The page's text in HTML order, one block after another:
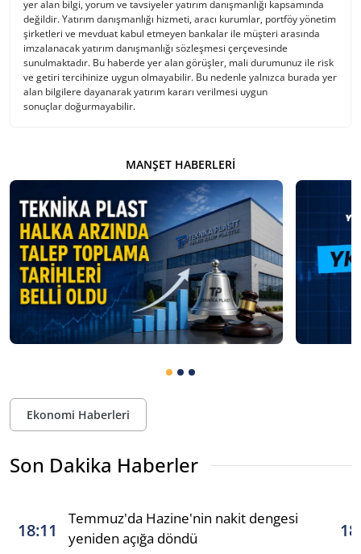
yer alan bilgi, yorum ve tavsiyeler yatırım danışmanlığı kapsamında
değildir. Yatırım danışmanlığı hizmeti, aracı kurumlar, portföy yönetim
şirketleri ve mevduat kabul etmeyen bankalar ile müşteri arasında
imzalanacak yatırım danışmanlığı sözleşmesi çerçevesinde
sunulmaktadır. Bu haberde yer alan görüşler, mali durumunuz ile risk
ve getiri tercihinize uygun olmayabilir. Bu nedenle yalnızca burada yer
alan bilgilere dayanarak yatırım kararı verilmesi uygun
sonuçlar doğurmayabilir.
MANŞET HABERLERI
Ekonomi Haberleri
Son Dakika Haberler
18:11
Temmuz'da Hazine'nin nakit dengesi
yeniden açığa döndü